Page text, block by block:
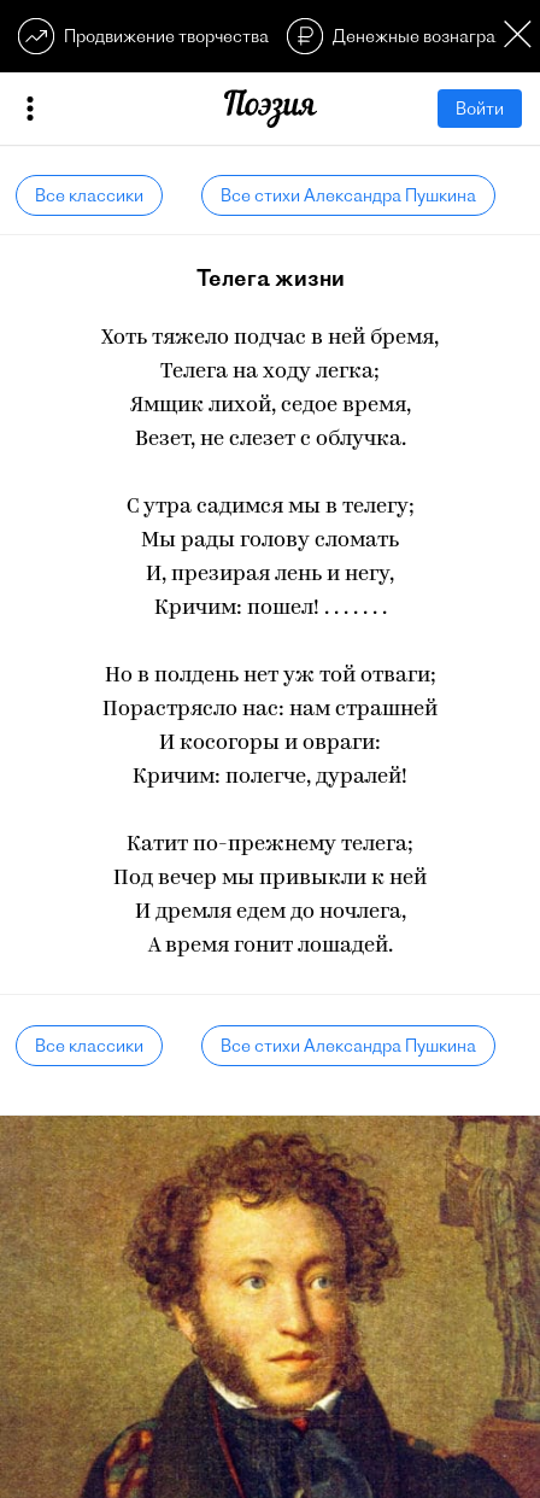
Продвижение творчества Денежные
Войти
Все классики Все стихи Александра Пушкина
Телега жизни
Хоть тяжело подчас в ней бремя,
Телега на ходу легка;
Ямщик лихой, седое время,
Везет, не слезет с облучка.
С утра садимся мы в телегу;
Мы рады голову сломать
И, презирая лень и негу,
Кричим: пошел! . . . . . . .
Но в полдень нет уж той отваги;
Порастрясло нас: нам страшней
И косогоры и овраги:
Кричим: полегче, дуралей!
Катит по-прежнему телега;
Под вечер мы привыкли к ней
И дремля едем до ночлега,
А время гонит лошадей.
Все классики Все стихи Александра Пушкина